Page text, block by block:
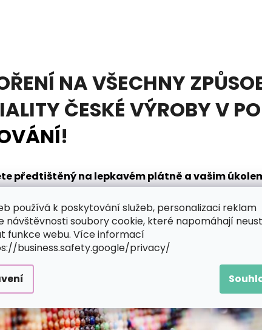
používá k poskytování služeb, personalizaci reklam
návštěvnosti soubory cookie, které napomáhají
funkce webu. Více informací
business.safety.google/privacy/
NA VŠECHNY
ČESKÉ VÝROBY V
!
předtištěný na lepkavém plátně a vašim
K tomu vám pomůže
V sadě obdržíte také mističku na nabírání
světa zábavy?